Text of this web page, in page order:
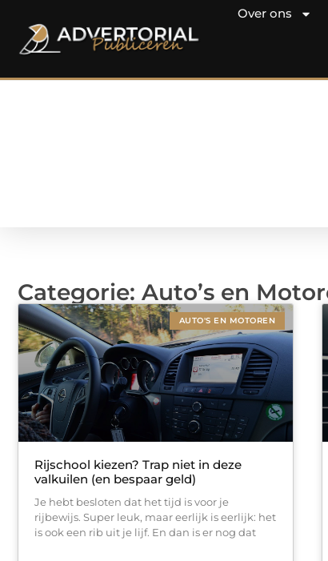
Over ons
Categorie: Auto’s en
AUTO'S EN MOTOREN
Rijschool kiezen? Trap niet in deze
valkuilen (en bespaar geld)
Je hebt besloten dat het tijd is voor je
rijbewijs. Super leuk, maar eerlijk is eerlijk: het
is ook een rib uit je lijf. En dan is er nog dat